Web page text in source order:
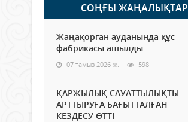
СОҢҒЫ ЖАҢАЛЫҚТАР
Жаңақорған ауданында құс
фабрикасы ашылды
07 тамыз 2026 ж. 598
ҚАРЖЫЛЫҚ САУАТТЫЛЫҚТЫ
АРТТЫРУҒА БАҒЫТТАЛҒАН
КЕЗДЕСУ ӨТТІ